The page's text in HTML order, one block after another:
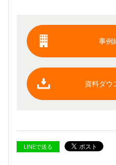
事例
資料ダウ
LINEで送る